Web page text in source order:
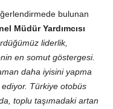
bulunan
Müdür Yardımcısı
liderlik,
en somut göstergesi.
daha iyisini yapma
Türkiye otobüs
toplu taşımadaki artan